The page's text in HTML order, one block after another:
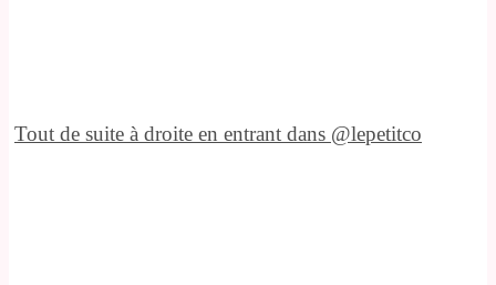
Tout de suite à droite en entrant dans @lepetitco